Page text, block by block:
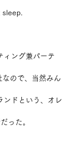
ィング兼パーテ
ので、当然みん
ンドという、オレ
った。